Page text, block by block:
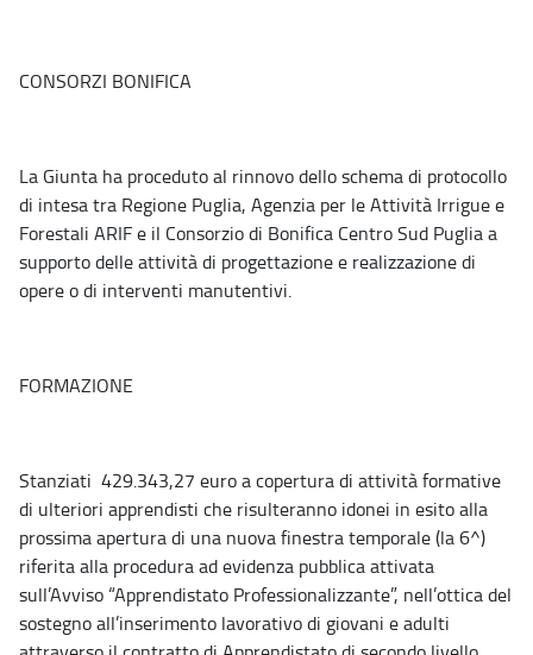
CONSORZI BONIFICA
La Giunta ha proceduto al rinnovo dello schema di protocollo
di intesa tra Regione Puglia, Agenzia per le Attività Irrigue e
Forestali ARIF e il Consorzio di Bonifica Centro Sud Puglia a
supporto delle attività di progettazione e realizzazione di
opere o di interventi manutentivi.
FORMAZIONE
Stanziati 429.343,27 euro a copertura di attività formative
di ulteriori apprendisti che risulteranno idonei in esito alla
prossima apertura di una nuova finestra temporale (la 6^)
riferita alla procedura ad evidenza pubblica attivata
sull’Avviso “Apprendistato Professionalizzante”, nell’ottica del
sostegno all’inserimento lavorativo di giovani e adulti